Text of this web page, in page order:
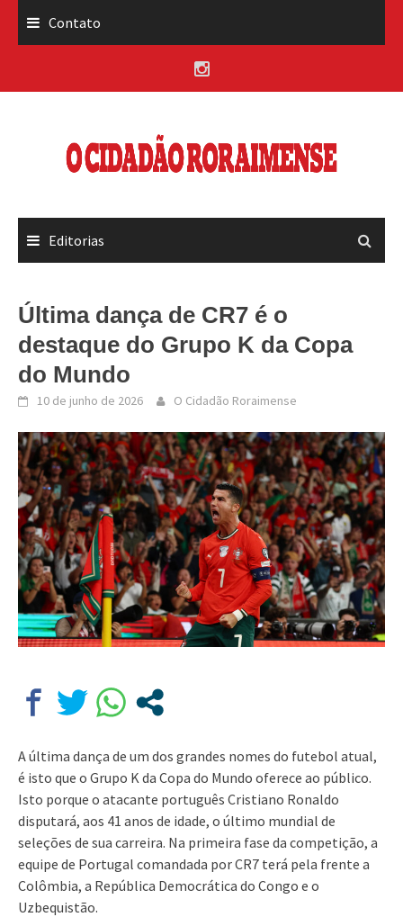
Contato
Editorias
Última dança de CR7 é o
destaque do Grupo K da Copa
do Mundo
10 de junho de 2026 O Cidadão Roraimense
A última dança de um dos grandes nomes do futebol atual,
é isto que o Grupo K da Copa do Mundo oferece ao público.
Isto porque o atacante português Cristiano Ronaldo
disputará, aos 41 anos de idade, o último mundial de
seleções de sua carreira. Na primeira fase da competição, a
equipe de Portugal comandada por CR7 terá pela frente a
Colômbia, a República Democrática do Congo e o
Uzbequistão.